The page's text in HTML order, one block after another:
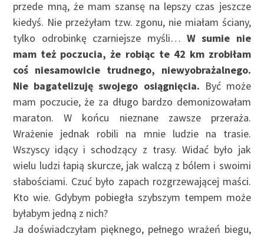
przede mną, że mam szansę na lepszy czas jeszcze
kiedyś. Nie przeżyłam tzw. zgonu, nie miałam ściany,
tylko odrobinkę czarniejsze myśli… W sumie nie
mam też poczucia, że robiąc te 42 km zrobiłam
coś niesamowicie trudnego, niewyobrażalnego.
Nie bagatelizuję swojego osiągnięcia. Być może
mam poczucie, że za długo bardzo demonizowałam
maraton. W końcu nieznane zawsze przeraża.
Wrażenie jednak robili na mnie ludzie na trasie.
Wszyscy idący i schodzący z trasy. Widać było jak
wielu ludzi łapią skurcze, jak walczą z bólem i swoimi
słabościami. Czuć było zapach rozgrzewającej maści.
Kto wie. Gdybym pobiegła szybszym tempem może
byłabym jedną z nich?
Ja doświadczyłam pięknego, pełnego wrażeń biegu,